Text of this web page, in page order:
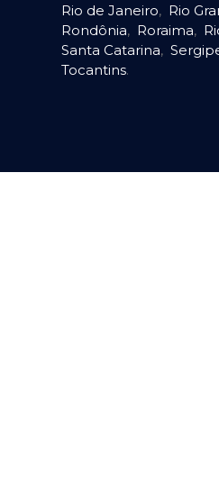
Rio de Janeiro, Rio
Rondônia, Roraima,
Santa Catarina,
Tocantins.